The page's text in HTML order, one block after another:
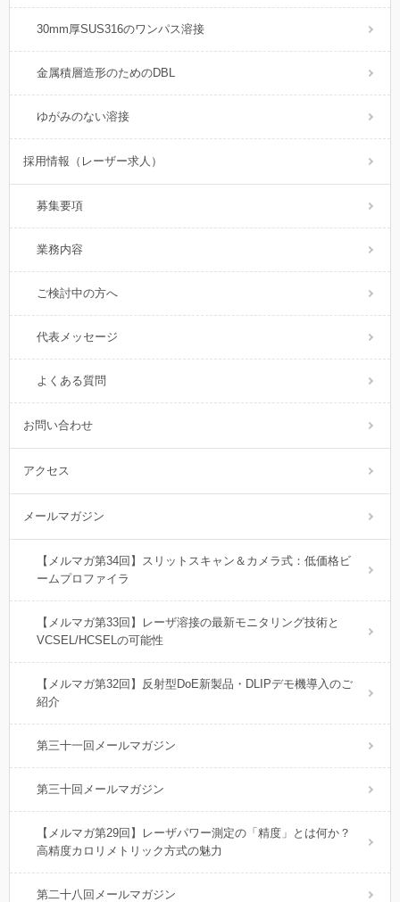
30mm厚SUS316のワンパス溶接
金属積層造形のためのDBL
ゆがみのない溶接
採用情報（レーザー求人）
募集要項
業務内容
ご検討中の方へ
代表メッセージ
よくある質問
お問い合わせ
アクセス
メールマガジン
【メルマガ第34回】スリットスキャン＆カメラ式：低価格ビ
ームプロファイラ
【メルマガ第33回】レーザ溶接の最新モニタリング技術と
VCSEL/HCSELの可能性
【メルマガ第32回】反射型DoE新製品・DLIPデモ機導入のご
紹介
第三十一回メールマガジン
第三十回メールマガジン
【メルマガ第29回】レーザパワー測定の「精度」とは何か？
高精度カロリメトリック方式の魅力
第二十八回メールマガジン